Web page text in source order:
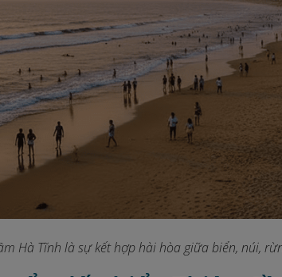
Hà Tĩnh là sự kết hợp hài hòa giữa biển, núi,